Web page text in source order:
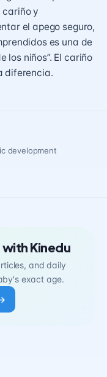
cariño y
el apego seguro,
es una de
los niños”. El cariño
diferencia.
development
Kinedu
and daily
exact age.